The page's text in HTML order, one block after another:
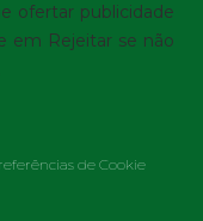
ofertar publicidade
em Rejeitar se não
de Cookie